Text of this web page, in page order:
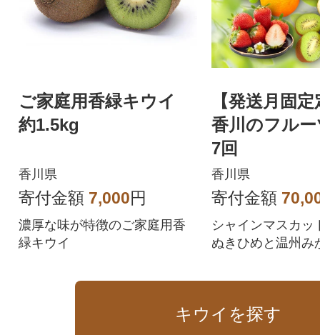
ご家庭用香緑キウイ
約1.5kg
香川県
寄付金額 7,000円
濃厚な味が特徴のご家庭用香
緑キウイ
【発送月固
香川のフル
7回
香川県
寄付金額
シャインマスカッ
ぬきひめと温州み
キウイを探す